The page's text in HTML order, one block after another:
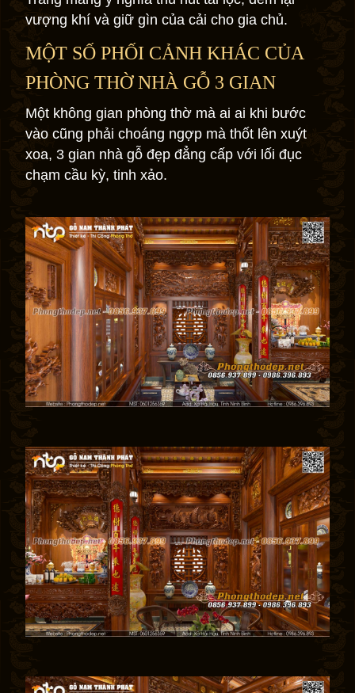
vượng khí và giữ gìn của cải cho gia chủ.
MỘT SỐ PHỐI CẢNH KHÁC CỦA
PHÒNG THỜ NHÀ GỖ 3 GIAN
Một không gian phòng thờ mà ai ai khi bước
vào cũng phải choáng ngợp mà thốt lên xuýt
xoa, 3 gian nhà gỗ đẹp đẳng cấp với lối đục
chạm cầu kỳ, tinh xảo.